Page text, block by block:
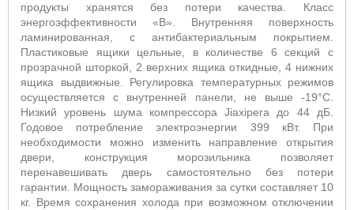
продукты хранятся без потери качества. Класс
энергоэффективности «В». Внутренняя поверхность
ламинированная, с антибактериальным покрытием.
Пластиковые ящики цельные, в количестве 6 секций с
прозрачной шторкой, 2 верхних ящика откидные, 4 нижних
ящика выдвижные. Регулировка температурных режимов
осуществляется с внутренней панели, не выше -19°С.
Низкий уровень шума компрессора Jiaxipera до 44 дБ.
Годовое потребление электроэнергии 399 кВт. При
необходимости можно изменить направление открытия
двери, конструкция морозильника позволяет
перенавешивать дверь самостоятельно без потери
гарантии. Мощность замораживания за сутки составляет 10
кг. Время сохранения холода при возможном отключении